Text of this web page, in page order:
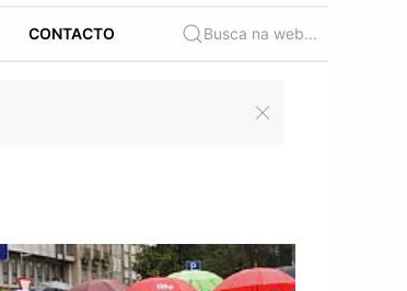
CONTACTO Busca na web...